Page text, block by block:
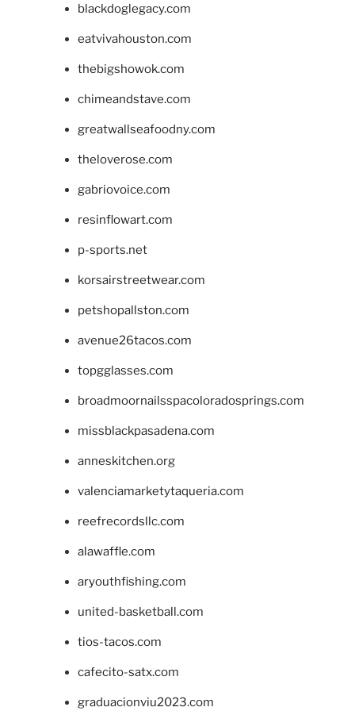
blackdoglegacy.com
eatvivahouston.com
thebigshowok.com
chimeandstave.com
greatwallseafoodny.com
theloverose.com
gabriovoice.com
resinflowart.com
p-sports.net
korsairstreetwear.com
petshopallston.com
avenue26tacos.com
topgglasses.com
broadmoornailsspacoloradosprings.com
missblackpasadena.com
anneskitchen.org
valenciamarketytaqueria.com
reefrecordsllc.com
alawaffle.com
aryouthfishing.com
united-basketball.com
tios-tacos.com
cafecito-satx.com
graduacionviu2023.com